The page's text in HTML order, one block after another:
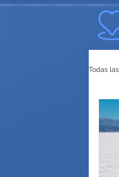
Todas